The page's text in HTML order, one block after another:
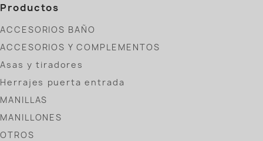
Productos
ACCESORIOS BAÑO
ACCESORIOS Y COMPLEMENTOS
Asas y tiradores
Herrajes puerta entrada
MANILLAS
MANILLONES
OTROS